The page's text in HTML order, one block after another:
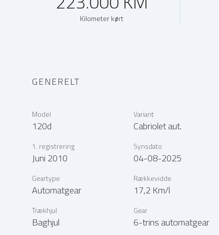
Kilometer kørt
GENERELT
Model
120d
Variant
Cabriolet aut.
1. registrering
Juni 2010
Synsdato
04-08-2025
Geartype
Automatgear
Rækkevidde
17,2 Km/l
Trækhjul
Baghjul
Gear
6-trins automatgear